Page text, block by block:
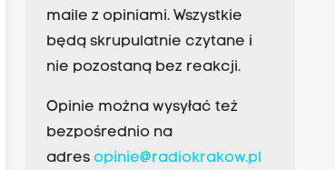
maile z opiniami. Wszystkie
będą skrupulatnie czytane i
nie pozostaną bez reakcji.
Opinie można wysyłać też
bezpośrednio na
adres opinie@radiokrakow.pl